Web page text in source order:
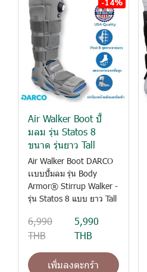
Air Walker Boot ปั้
มลม รุ่น Statos 8
ขนาด รุ่นยาว Tall
Air Walker Boot DARCO
เเบบปั้มลม รุ่น Body
Armor® Stirrup Walker -
รุ่น Statos 8 แบบ ยาว Tall
6,990
THB
5,990
THB
เพิ่มลงตะกร้า